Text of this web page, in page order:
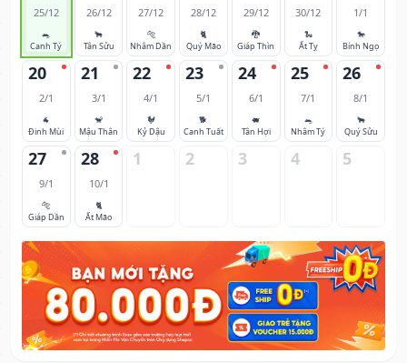
25/12
🐀
Canh Tý
26/12
🐂
Tân Sửu
27/12
🐅
Nhâm Dần
28/12
🐈
Quý Mão
29/12
🐉
Giáp Thìn
30/12
🐍
Ất Tỵ
1/1
🐎
Bính Ngọ
20
2/1
🐐
Đinh Mùi
21
3/1
🐒
Mậu Thân
22
4/1
🐓
Kỷ Dậu
23
5/1
🐕
Canh Tuất
24
6/1
🐖
Tân Hợi
25
7/1
🐀
Nhâm Tý
26
8/1
🐂
Quý Sửu
27
9/1
🐅
Giáp Dần
28
10/1
🐈
Ất Mão
1 2 3 4 5